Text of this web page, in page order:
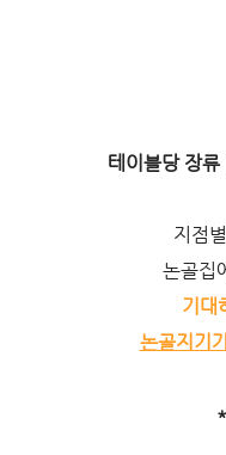
테이블당 장
지점
논골집
기대
논골지기